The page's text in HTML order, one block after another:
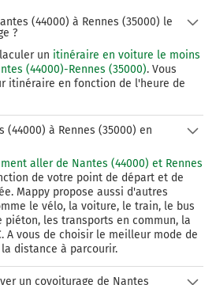
(44000) à Rennes (35000) le
?
un itinéraire en voiture le moins
(44000)-Rennes (35000). Vous
itinéraire en fonction de l'heure de
à Rennes (35000) en
aller de Nantes (44000) et Rennes
de votre point de départ et de
Mappy propose aussi d'autres
le vélo, la voiture, le train, le bus
piéton, les transports en commun, la
A vous de choisir le meilleur mode de
distance à parcourir.
un covoiturage de Nantes